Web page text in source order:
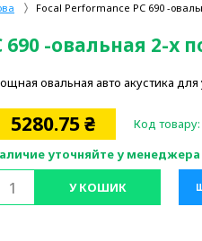
Focal Performance PC 690 -
-овальная 2-х
овальная авто акустика
5280.75₴ Код товару:
уточняйте у менеджера
У КОШИК